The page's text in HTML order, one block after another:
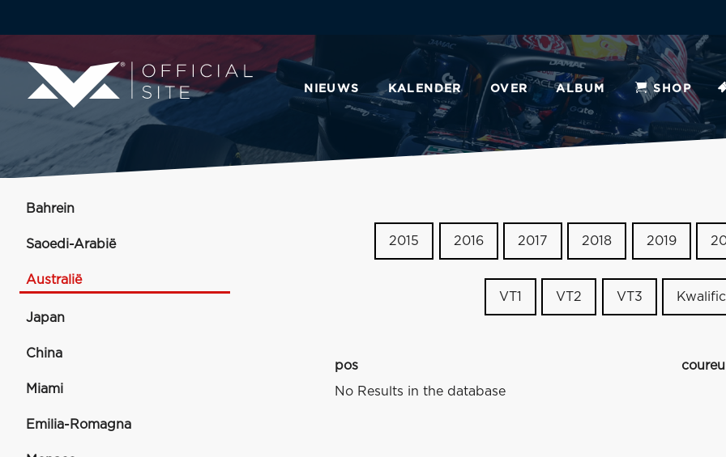
NIEUWS KALENDER OVER ALBUM SHOP
Bahrein
Saoedi-Arabië
Australië
Japan
China
Miami
Emilia-Romagna
2015 2016 2017 2018 2019
VT1 VT2 VT3
pos
No Results in the database